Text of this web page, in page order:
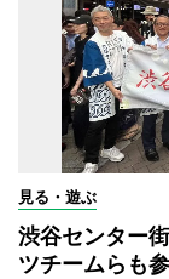
見る・遊ぶ
渋谷センター
ツチームらも